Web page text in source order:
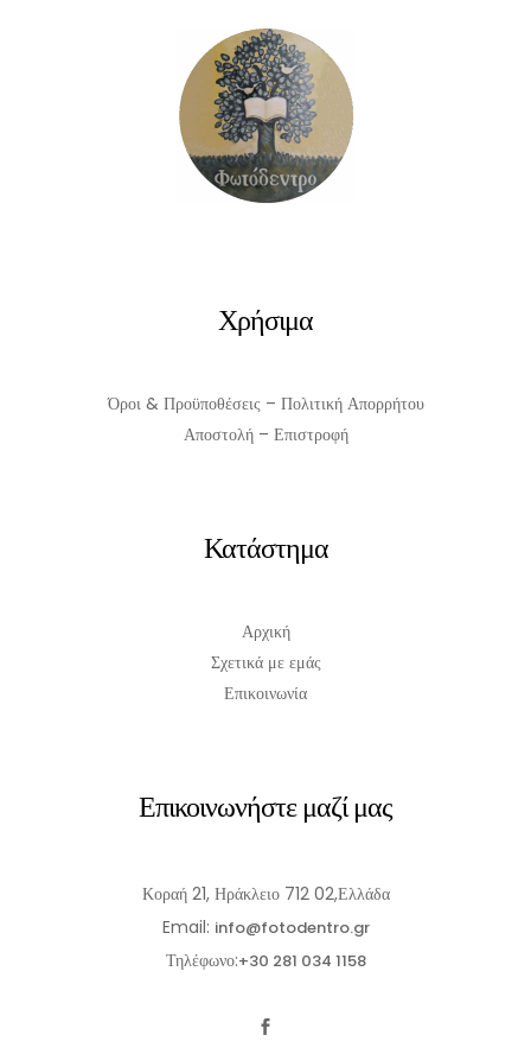
ΠΡΟΣΘΉΚΗ ΣΤΟ ΚΑΛΆΘΙΧρήσιμα
Όροι & Προϋποθέσεις – Πολιτική Απορρήτου
Αποστολή – Επιστροφή
Κατάστημα
Αρχική
Σχετικά με εμάς
Επικοινωνία
Επικοινωνήστε μαζί μας
Κοραή 21, Ηράκλειο 712 02,Ελλάδα
Email: info@fotodentro.gr
Τηλέφωνο:+30 281 034 1158